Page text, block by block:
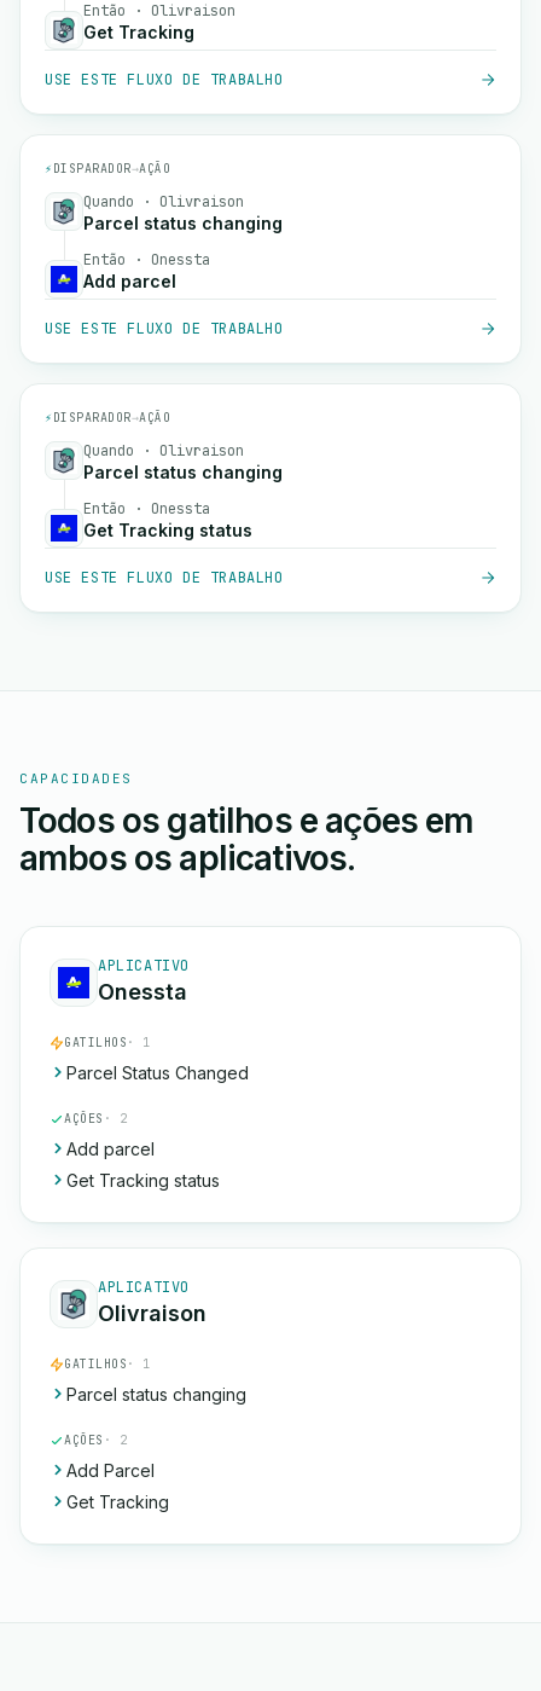
Então · Olivraison
Get Tracking
USE ESTE FLUXO DE TRABALHO
⚡ DISPARADOR→AÇÃO
Quando · Olivraison
Parcel status changing
Então · Onessta
Add parcel
USE ESTE FLUXO DE TRABALHO
⚡ DISPARADOR→AÇÃO
Quando · Olivraison
Parcel status changing
Então · Onessta
Get Tracking status
USE ESTE FLUXO DE TRABALHO
CAPACIDADES
Todos os gatilhos e ações em
ambos os aplicativos.
APLICATIVO
Onessta
GATILHOS · 1
Parcel Status Changed
AÇÕES · 2
Add parcel
Get Tracking status
APLICATIVO
Olivraison
GATILHOS · 1
Parcel status changing
AÇÕES · 2
Add Parcel
Get Tracking